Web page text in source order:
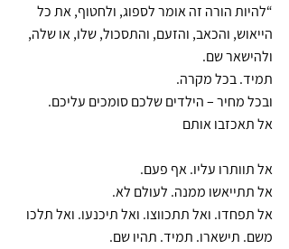
“להיות הורה זה אומר לספוג, ולחטוף, את כל
הייאוש, והכאב, והזעם, והתסכול, שלו, או שלה,
ולהישאר שם.
תמיד. בכל מקרה.
ובכל מחיר – הילדים שלכם סומכים עליכם.
אל תאכזבו אותם
אל תוותרו עליו. אף פעם.
אל תתייאשו ממנה. לעולם לא.
אל תפחדו. ואל תתכווצו. ואל תיכנעו. ואל תלכו
משם. תישארו. תמיד. תהיו שם.